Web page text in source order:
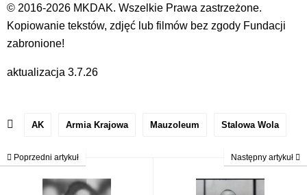
© 2016-2026 MKDAK. Wszelkie Prawa zastrzeżone.
Kopiowanie tekstów, zdjęć lub filmów bez zgody Fundacji
zabronione!
aktualizacja 3.7.26
AK Armia Krajowa Mauzoleum Stalowa Wola
Poprzedni artykuł Następny artykuł